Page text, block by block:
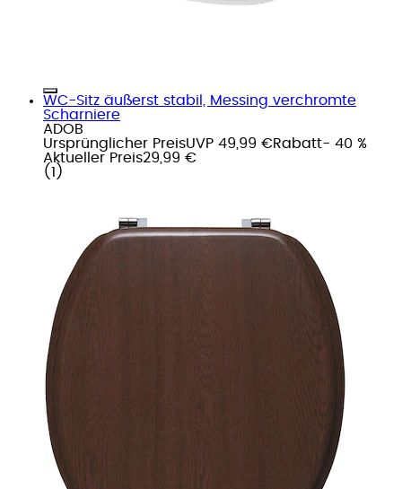
WC-Sitz äußerst stabil, Messing verchromte
Scharniere
ADOB
Ursprünglicher PreisUVP 49,99 €Rabatt- 40 %
Aktueller Preis29,99 €
( 1 )